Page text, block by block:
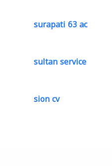
surapati 63 ac
sultan service
sion cv